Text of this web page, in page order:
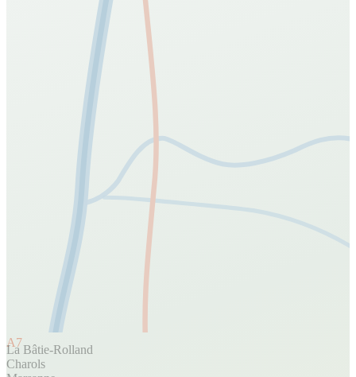
A7
La Bâtie-Rolland
Charols